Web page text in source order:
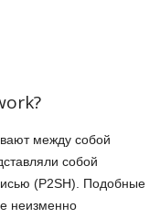
между собой
собой
(P2SH). Подобные
неизменно